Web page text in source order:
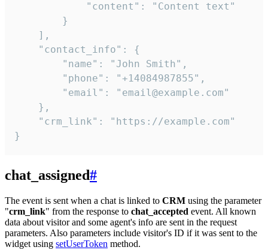
            "content": "Content text"
        }
    ],
    "contact_info": {
        "name": "John Smith",
        "phone": "+14084987855",
        "email": "email@example.com"
    },
    "crm_link": "https://example.com"
}
chat_assigned#
The event is sent when a chat is linked to CRM using the parameter
"crm_link" from the response to chat_accepted event. All known
data about visitor and some agent's info are sent in the request
parameters. Also parameters include visitor's ID if it was sent to the
widget using setUserToken method.